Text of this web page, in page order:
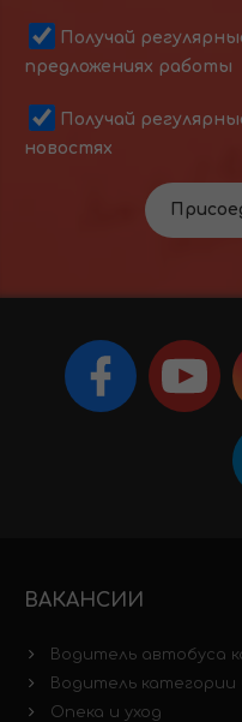
Получай
предложениях работы
Получай
новостях
ВАКАНСИИ
Водитель автобуса
Водитель категории
Опека и уход